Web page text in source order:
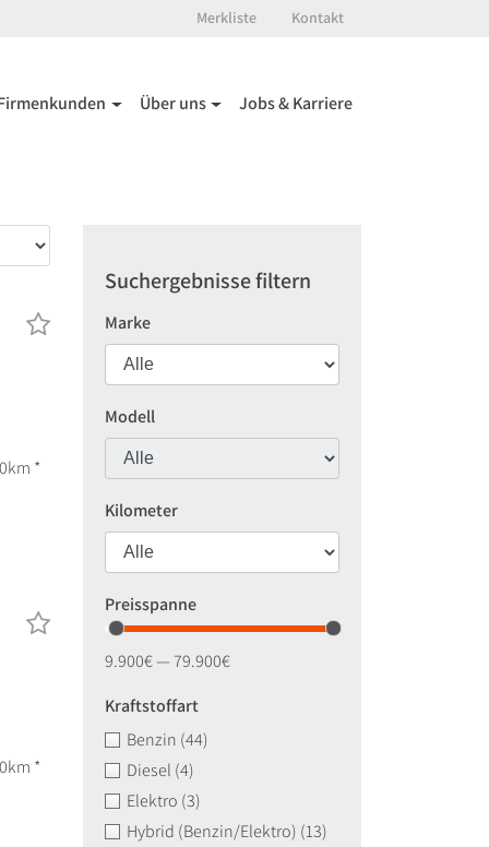
Über uns Jobs & Karriere
Merkliste Kontakt
*
*
Suchergebnisse filtern
Marke
Modell
Kilometer
Preisspanne
9.900€ — 79.900€
Kraftstoffart
Benzin (44)
Diesel (4)
Elektro (3)
Hybrid (Benzin/Elektro) (13)